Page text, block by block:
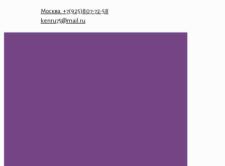
Москва: +7(925)807-72-58
kenru75@mail.ru